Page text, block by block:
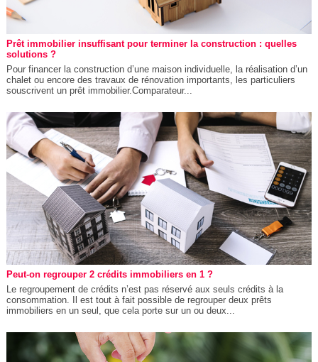
Prêt immobilier insuffisant pour terminer la construction : quelles
solutions ?
Pour financer la construction d’une maison individuelle, la réalisation d’un
chalet ou encore des travaux de rénovation importants, les particuliers
souscrivent un prêt immobilier.Comparateur...
Peut-on regrouper 2 crédits immobiliers en 1 ?
Le regroupement de crédits n’est pas réservé aux seuls crédits à la
consommation. Il est tout à fait possible de regrouper deux prêts
immobiliers en un seul, que cela porte sur un ou deux...